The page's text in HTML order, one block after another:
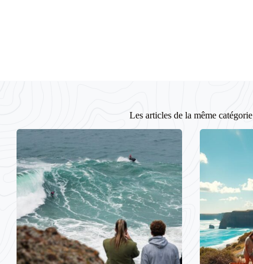
Les articles de la même catégorie